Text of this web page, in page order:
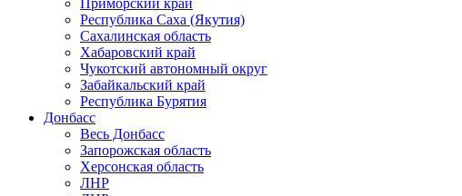
Приморский край
Республика Саха (Якутия)
Сахалинская область
Хабаровский край
Чукотский автономный округ
Забайкальский край
Республика Бурятия
Донбасс
Весь Донбасс
Запорожская область
Херсонская область
ЛНР